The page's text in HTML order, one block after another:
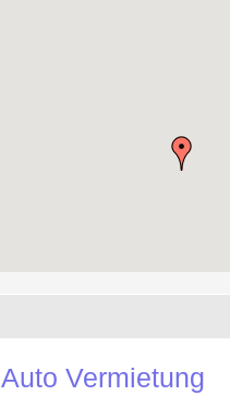
Auto Vermietung